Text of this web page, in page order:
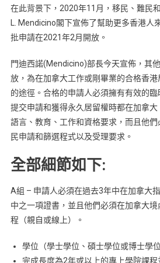
在此背景下，2020年11月，移民、難民
L. Mendicino閣下宣佈了幫助更多香港人
批申請在2021年2月開放。
門迪西諾(Mendicino)部長今天宣佈，其
放，為在加拿大工作或剛畢業的合格香
的途徑。合格的申請人必須擁有有效的
提交申請和獲得永久居留權時都在加拿
語言、教育、工作和資格要求，而且他
民申請和篩選程式以及受理要求。
全部細節如下:
A組 – 申請人必須在過去3年中在加拿大
中之一項證書，並且他們必須在加拿大
程（親自或線上）。
學位（學士學位、碩士學位或博士學位
完成長度為2年或以上的專上學院課程